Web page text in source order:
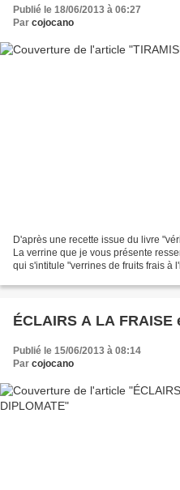
Publié le 18/06/2013 à 06:27
Par cojocano
D'après une recette issue du livre
La verrine que je vous présente
qui s'intitule "verrines de fruits frais à
ÉCLAIRS A LA FRAISE
Publié le 15/06/2013 à 08:14
Par cojocano